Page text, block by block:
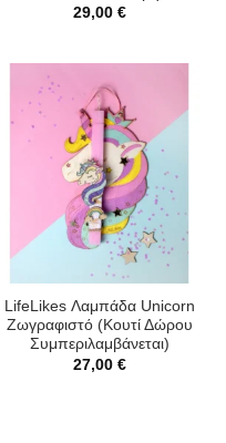
29,00 €
LifeLikes Λαμπάδα Unicorn
Ζωγραφιστό (Κουτί Δώρου
Συμπεριλαμβάνεται)
27,00 €